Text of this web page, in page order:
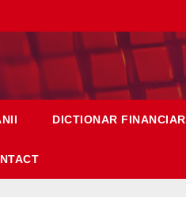
DICTIONAR FINANCIAR